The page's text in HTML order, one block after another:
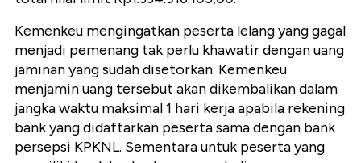
Kemenkeu mengingatkan peserta lelang yang gagal
menjadi pemenang tak perlu khawatir dengan uang
jaminan yang sudah disetorkan. Kemenkeu
menjamin uang tersebut akan dikembalikan dalam
jangka waktu maksimal 1 hari kerja apabila rekening
bank yang didaftarkan peserta sama dengan bank
persepsi KPKNL. Sementara untuk peserta yang